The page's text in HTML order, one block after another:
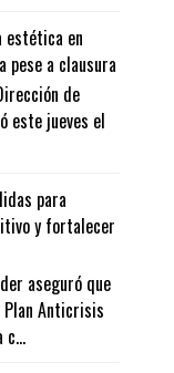
estética en
pese a clausura
de
este jueves el
para
y fortalecer
aseguró que
Anticrisis
c...